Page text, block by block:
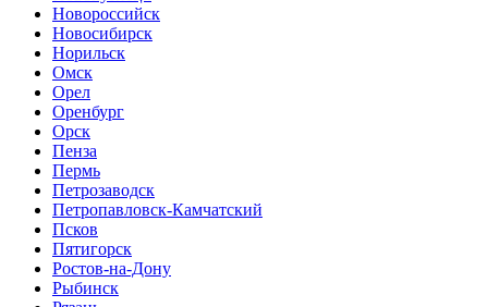
Новороссийск
Новосибирск
Норильск
Омск
Орел
Оренбург
Орск
Пенза
Пермь
Петрозаводск
Петропавловск-Камчатский
Псков
Пятигорск
Ростов-на-Дону
Рыбинск